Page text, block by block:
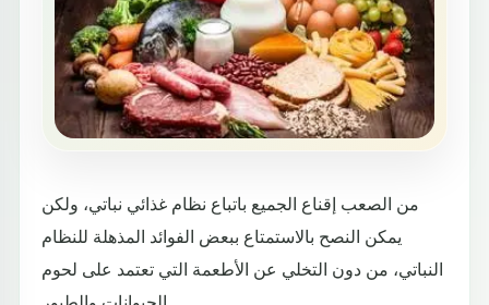
من الصعب إقناع الجميع باتباع نظام غذائي نباتي، ولكن
يمكن النصح بالاستمتاع ببعض الفوائد المذهلة للنظام
النباتي، من دون التخلي عن الأطعمة التي تعتمد على لحوم